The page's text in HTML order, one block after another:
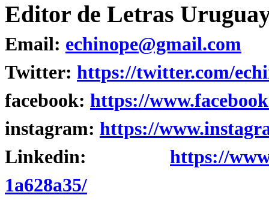
Editor de Letras
Email: echinope@gmail.com
Twitter: https://twitter.com/
facebook: https://
instagram: https://
Linkedin: https://
1a628a35/